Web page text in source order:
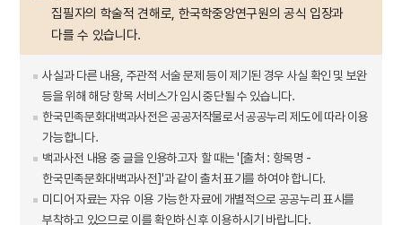
집필자의 학술적 견해로, 한국학중앙연구원의 공식 입장과
다를 수 있습니다.
사실과 다른 내용, 주관적 서술 문제 등이 제기된 경우 사실 확인 및 보완
등을 위해 해당 항목 서비스가 임시 중단될 수 있습니다.
한국민족문화대백과사전은 공공저작물로서 공공누리 제도에 따라 이용
가능합니다.
백과사전 내용 중 글을 인용하고자 할 때는 '[출처 : 항목명 -
한국민족문화대백과사전]'과 같이 출처 표기를 하여야 합니다.
미디어 자료는 자유 이용 가능한 자료에 개별적으로 공공누리 표시를
부착하고 있으므로 이를 확인하신 후 이용하시기 바랍니다.